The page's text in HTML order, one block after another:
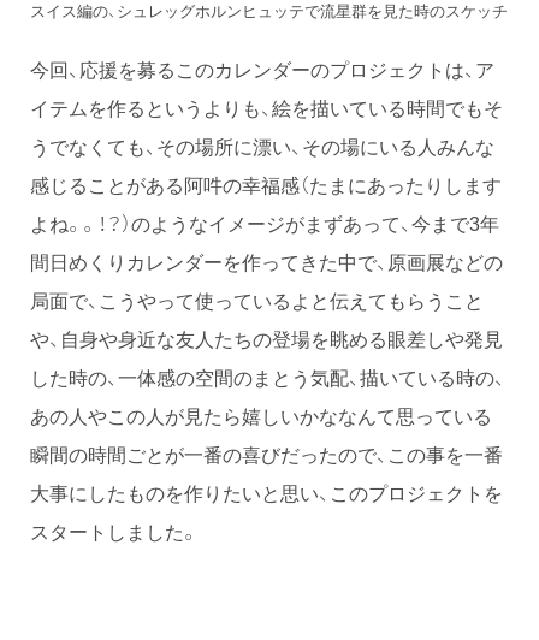
スイス編の、シュレッグホルンヒュッテで流星群を見た時のスケッチ
今回、応援を募るこのカレンダーのプロジェクトは、ア
イテムを作るというよりも、絵を描いている時間でもそ
うでなくても、その場所に漂い、その場にいる人みんな
感じることがある阿吽の幸福感（たまにあったりします
よね。。！？）のようなイメージがまずあって、今まで3年
間日めくりカレンダーを作ってきた中で、原画展などの
局面で、こうやって使っているよと伝えてもらうこと
や、自身や身近な友人たちの登場を眺める眼差しや発見
した時の、一体感の空間のまとう気配、描いている時の、
あの人やこの人が見たら嬉しいかななんて思っている
瞬間の時間ごとが一番の喜びだったので、この事を一番
大事にしたものを作りたいと思い、このプロジェクトを
スタートしました。